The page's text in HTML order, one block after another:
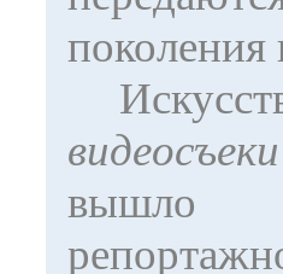
поколения
видеосъеки
вышло